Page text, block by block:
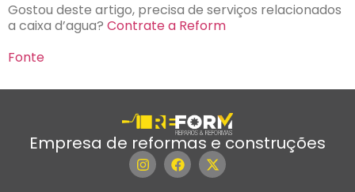
Gostou deste artigo, precisa de serviços relacionados
a caixa d’agua? Contrate a Reform
Fonte
Empresa de reformas e construções